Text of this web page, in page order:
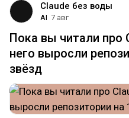
Claude без воды
AI 7 авг
Пока вы читали про
него выросли
звёзд